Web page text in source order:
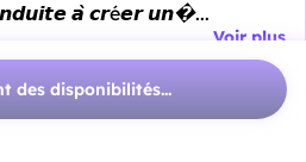
𝙖̀ 𝙘𝙧é𝙚𝙧 𝙪𝙣�...
Voir plus
des disponibilités...